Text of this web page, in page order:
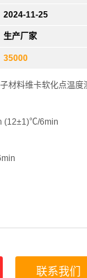
2024-11-25
生产厂家
35000
材料维卡软化点温
(12±1)℃/6min
联系我们